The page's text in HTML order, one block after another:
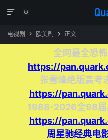


电视剧  欧美剧  正文
全网最全恐怖
https://
张雪峰绝版高考
https://
1988-2026全98届
https://
周星驰经典电